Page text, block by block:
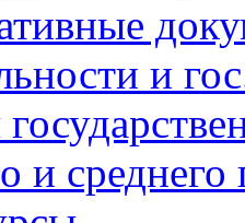
и
и среднего